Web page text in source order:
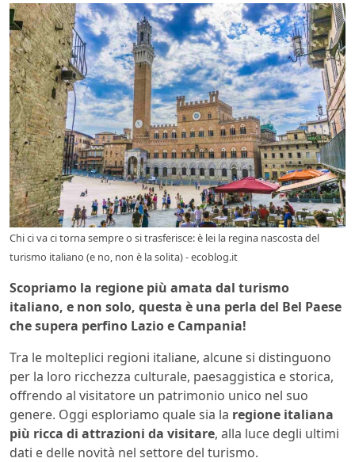
Chi ci va ci torna sempre o si trasferisce: è lei la regina nascosta del
turismo italiano (e no, non è la solita) - ecoblog.it
Scopriamo la regione più amata dal turismo
italiano, e non solo, questa è una perla del Bel Paese
che supera perfino Lazio e Campania!
Tra le molteplici regioni italiane, alcune si distinguono
per la loro ricchezza culturale, paesaggistica e storica,
offrendo al visitatore un patrimonio unico nel suo
genere. Oggi esploriamo quale sia la regione italiana
più ricca di attrazioni da visitare, alla luce degli ultimi
dati e delle novità nel settore del turismo.